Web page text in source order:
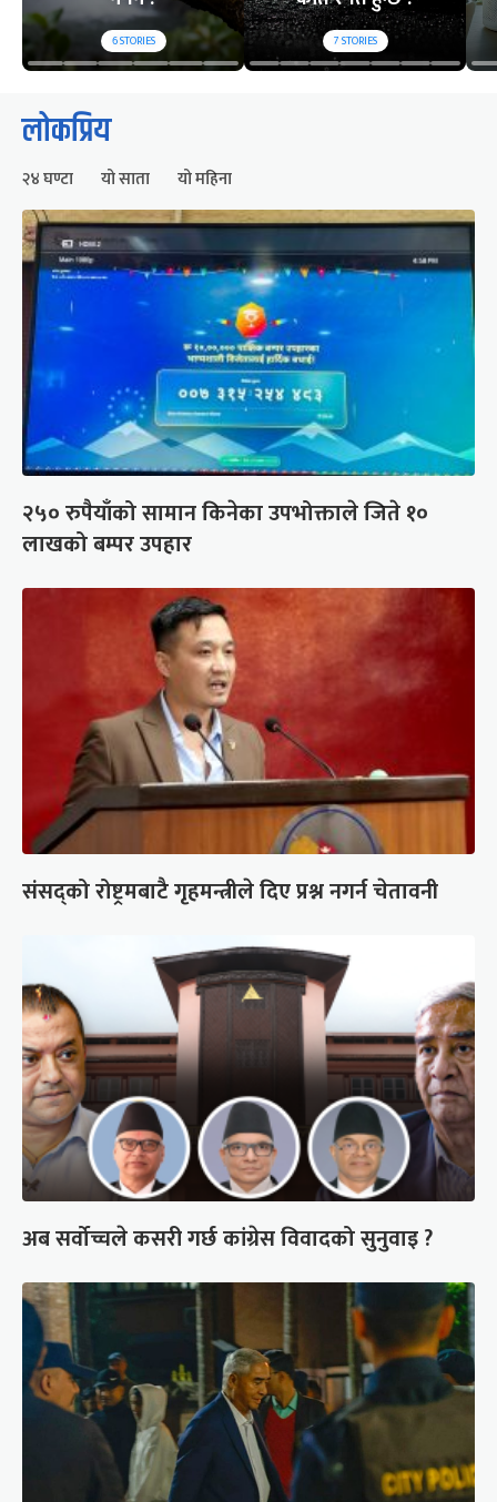
6STORIES 7STORIES
लोकप्रिय
२४ घण्टा यो साता यो महिना
२५० रुपैयाँको सामान किनेका उपभोक्ताले जिते १०
लाखको बम्पर उपहार
संसद्को रोष्ट्रमबाटै गृहमन्त्रीले दिए प्रश्न नगर्न चेतावनी
अब सर्वोच्चले कसरी गर्छ कांग्रेस विवादको सुनुवाइ ?